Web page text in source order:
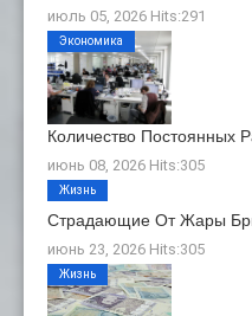
июль 05, 2026 Hits:291
Количество Постоянных
июнь 08, 2026 Hits:305
Экономика
Страдающие От Жары
июнь 23, 2026 Hits:305
Жизнь
Жизнь